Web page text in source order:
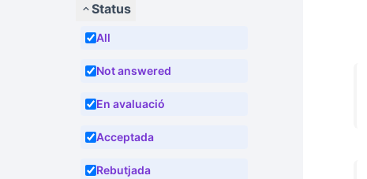
Status
All
Not answered
En avaluació
Acceptada
Rebutjada